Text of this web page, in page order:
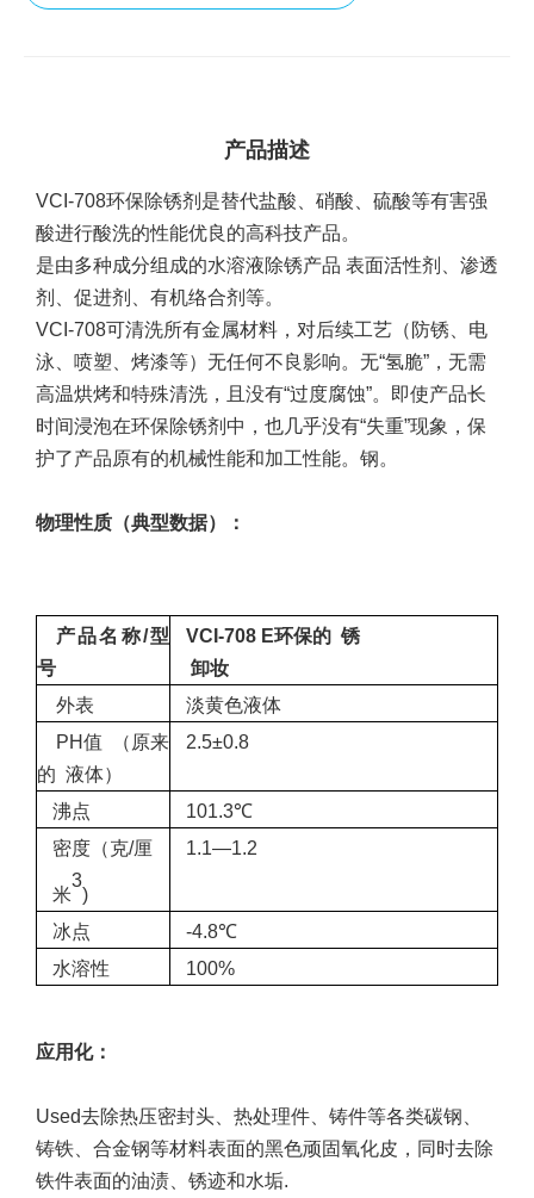
产品描述
VCI-708环保除锈剂是替代盐酸、硝酸、硫酸等有害强
酸进行酸洗的性能优良的高科技产品。
是由多种成分组成的水溶液除锈产品 表面活性剂
、渗透
剂、促进剂、有机络合剂等。
VCI-708可清洗所有金属材料，对后续工艺（防锈、电
泳、喷塑、烤漆等）无任何不良影响。无“氢脆”，无需
高温烘烤和特殊清洗，且没有“过度腐蚀”。即使产品长
时间浸泡在环保除锈剂中，也几乎没有“失重”现象，保
护了产品原有的机械性能和加工性能。钢。
物理性质（典型数据） ：
产品名称/型
号
VCI-708 E环保的 锈
卸妆
外表
淡黄色液体
PH值
（原来
的 液体）
2.5±0.8
沸点
101.3℃
密度（克/厘
米
3
)
1.1—1.2
冰点
-4.8℃
水溶性
100%
应用化：
Used去除热压密封头、热处理件、铸件等各类碳钢、
铸铁、合金钢等材料表面的黑色顽固氧化皮，同时去除
铁件表面的油渍、锈迹和水垢.